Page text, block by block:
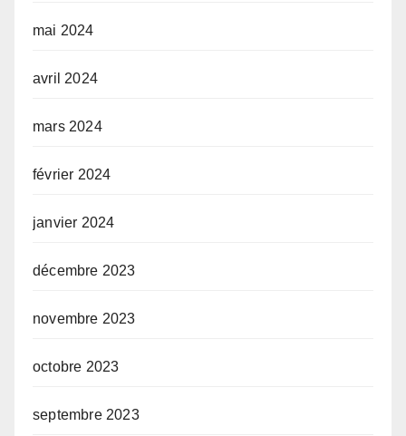
mai 2024
avril 2024
mars 2024
février 2024
janvier 2024
décembre 2023
novembre 2023
octobre 2023
septembre 2023